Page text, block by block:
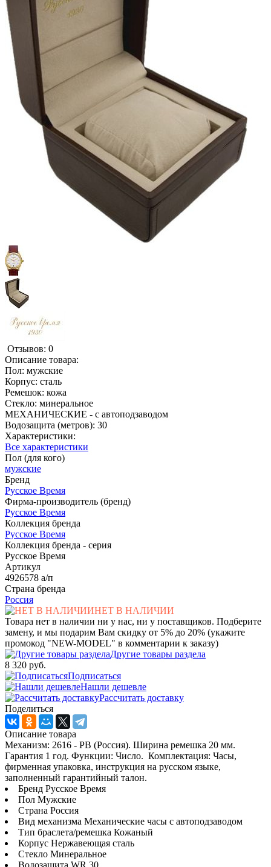
Отзывов: 0
Описание товара:
Пол: мужские
Корпус: сталь
Ремешок: кожа
Стекло: минеральное
МЕХАНИЧЕСКИЕ - с автоподзаводом
Водозащита (метров): 30
Характеристики:
Все характеристики
Пол (для кого)
мужские
Бренд
Русское Время
Фирма-производитель (бренд)
Русское Время
Коллекция бренда
Русское Время
Коллекция бренда - серия
Русское Время
Артикул
4926578 а/п
Страна бренда
Россия
НЕТ В НАЛИЧИИ
Товара нет в наличии ни у нас, ни у поставщиков. Подберите
замену, и мы подарим Вам скидку от 5% до 20% (укажите
промокод "NEW-MODEL" в комментарии к заказу)
Другие товары раздела
8 320 руб.
Подписаться
Нашли дешевле
Рассчитать доставку
Поделиться
Описание товара
Механизм: 2616 - РВ (Россия). Ширина ремешка 20 мм.
Гарантия 1 год. Функции: Число. Комплектация: Часы,
фирменная упаковка, инструкция на русском языке,
заполненный гарантийный талон.
Бренд Русское Время
Пол Мужские
Страна Россия
Вид механизма Механические часы с автоподзаводом
Тип браслета/ремешка Кожаный
Корпус Нержавеющая сталь
Стекло Минеральное
Водозащита WR 30